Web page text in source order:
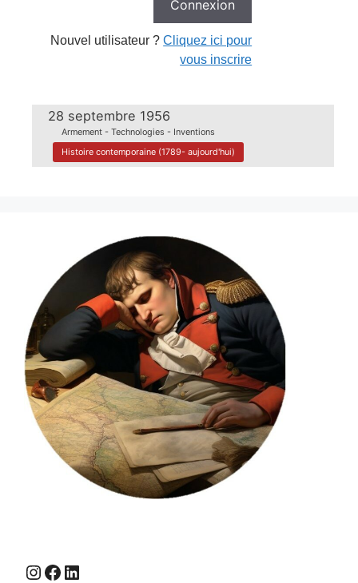
Nouvel utilisateur ?Cliquez ici pour
vous inscrire
28 septembre 1956
Armement - Technologies - Inventions
Histoire contemporaine (1789- aujourd'hui)
Instagram
Facebook
LinkedIn